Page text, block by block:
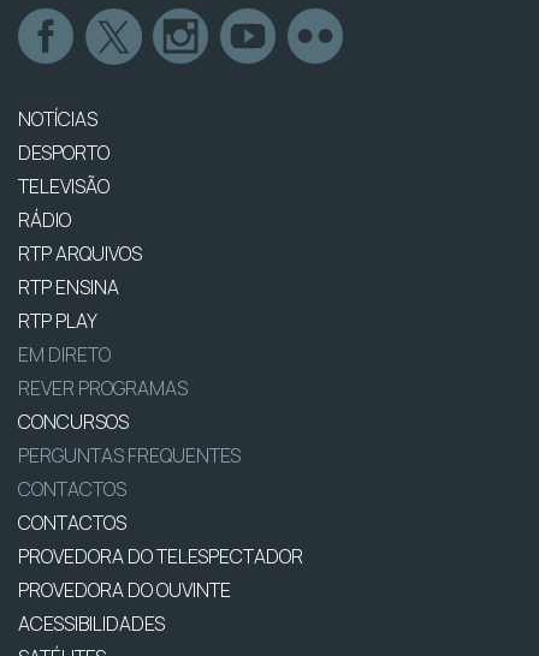
NOTÍCIAS
DESPORTO
TELEVISÃO
RÁDIO
RTP ARQUIVOS
RTP ENSINA
RTP PLAY
EM DIRETO
REVER PROGRAMAS
CONCURSOS
PERGUNTAS FREQUENTES
CONTACTOS
CONTACTOS
PROVEDORA DO TELESPECTADOR
PROVEDORA DO OUVINTE
ACESSIBILIDADES